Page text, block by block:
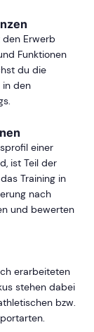
Erwerb
Funktionen
du die
in den
einer
ist Teil der
Training in
nach
und bewerten
erarbeiteten
stehen dabei
bzw.